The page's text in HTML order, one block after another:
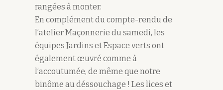
rangées à monter.
En complément du compte-rendu de
l’atelier Maçonnerie du samedi, les
équipes Jardins et Espace verts ont
également œuvré comme à
l’accoutumée, de même que notre
binôme au déssouchage ! Les lices et